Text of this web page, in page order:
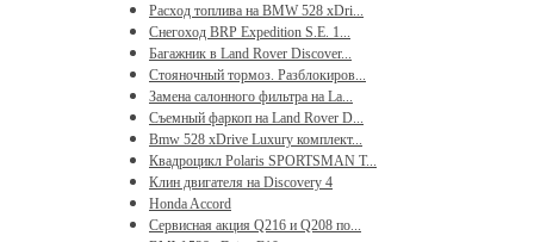
Расход топлива на BMW 528 xDri...
Снегоход BRP Expedition S.E. 1...
Багажник в Land Rover Discover...
Стояночный тормоз. Разблокиров...
Замена салонного фильтра на La...
Съемный фаркоп на Land Rover D...
Bmw 528 xDrive Luxury комплект...
Квадроцикл Polaris SPORTSMAN T...
Клин двигателя на Discovery 4
Honda Accord
Сервисная акция Q216 и Q208 по...